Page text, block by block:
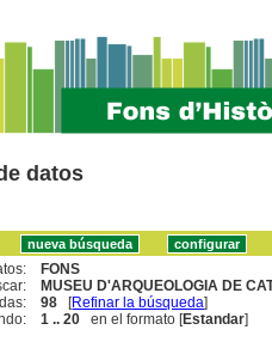
datos
FONS
MUSEU D'ARQUEOLOGIA DE
98 [Refinar la búsqueda]
1 .. 20 en el formato [Estandar]